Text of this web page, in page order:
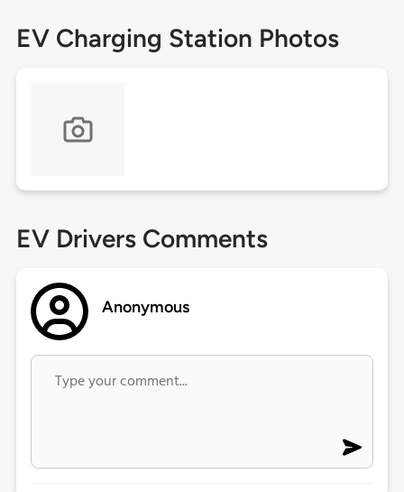
EV Charging Station Photos
EV Drivers Comments
Anonymous